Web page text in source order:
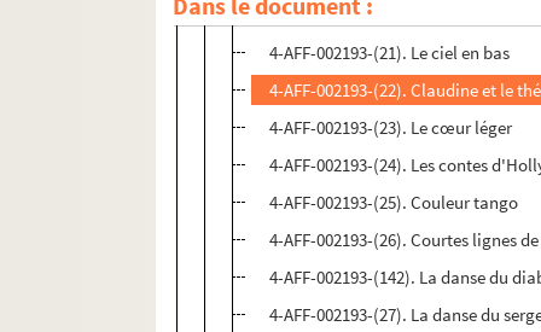
4-AFF-002193-(20). Cher menteur
4-AFF-002193-(21). Le ciel en bas
4-AFF-002193-(22). Claudine et le
4-AFF-002193-(23). Le cœur léger
4-AFF-002193-(24). Les contes
4-AFF-002193-(25). Couleur tango
4-AFF-002193-(26). Courtes lignes
4-AFF-002193-(142). La danse du
4-AFF-002193-(27). La danse du